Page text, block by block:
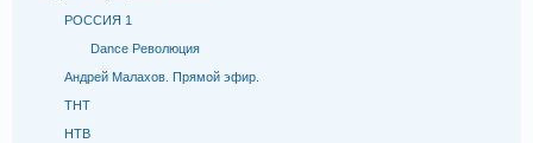
РОССИЯ 1
Dance Революция
Андрей Малахов. Прямой эфир.
ТНТ
НТВ